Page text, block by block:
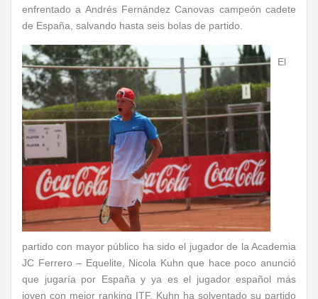
enfrentado a Andrés Fernández Canovas campeón cadete
de España, salvando hasta seis bolas de partido.
El
partido con mayor público ha sido el jugador de la Academia
JC Ferrero – Equelite, Nicola Kuhn que hace poco anunció
que jugaría por España y ya es el jugador español más
joven con mejor ranking ITF. Kuhn ha solventado su partido